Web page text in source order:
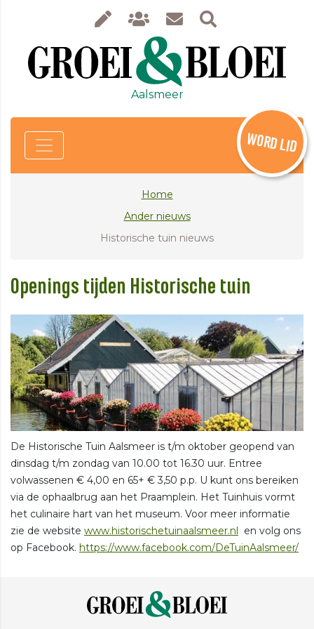
Aalsmeer
WORD LID
Home
Ander nieuws
Historische tuin nieuws
Openings tijden Historische tuin
De Historische Tuin Aalsmeer is t/m oktober geopend van
dinsdag t/m zondag van 10.00 tot 16.30 uur. Entree
volwassenen € 4,00 en 65+ € 3,50 p.p. U kunt ons bereiken
via de ophaalbrug aan het Praamplein. Het Tuinhuis vormt
het culinaire hart van het museum. Voor meer informatie
zie de website www.historischetuinaalsmeer.nl en volg ons
op Facebook. https://www.facebook.com/DeTuinAalsmeer/